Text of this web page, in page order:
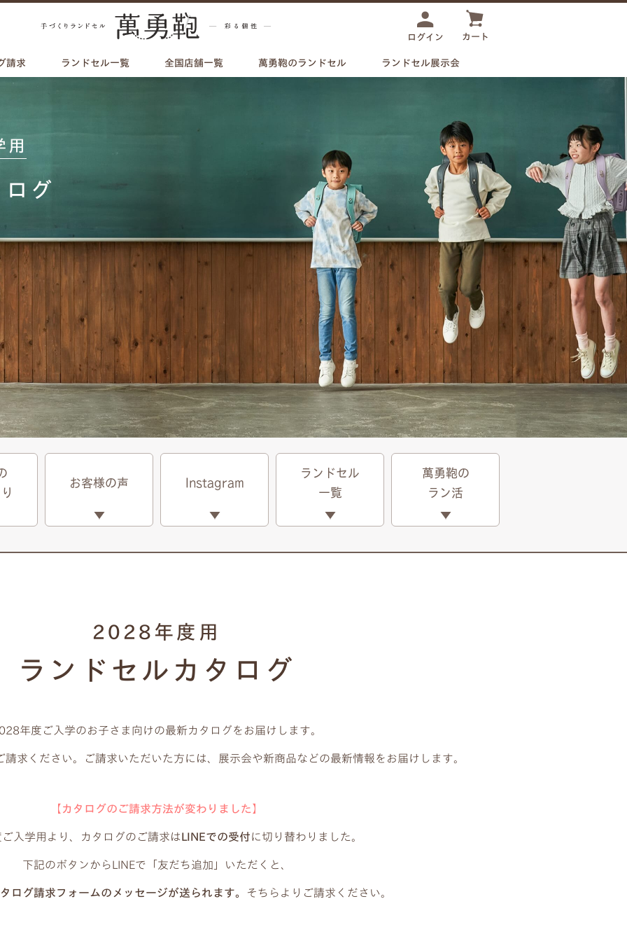
ログイン カート
請求 ランドセル一覧 全国店舗一覧 萬勇鞄のランドセル ランドセル展示会
グ
お客様の声 Instagram
ランドセル
⼀覧
萬勇鞄の
ラン活
2028年度用
ランドセルカタログ
年度ご入学のお子さま向けの最新カタログをお届けします。
求ください。ご請求いただいた方には、展示会や新商品などの最新情報をお届けします。
【カタログのご請求方法が変わりました】
入学用より、カタログのご請求はLINEでの受付に切り替わりました。
下記のボタンからLINEで「友だち追加」いただくと、
ログ請求フォームのメッセージが送られます。 そちらよりご請求ください。